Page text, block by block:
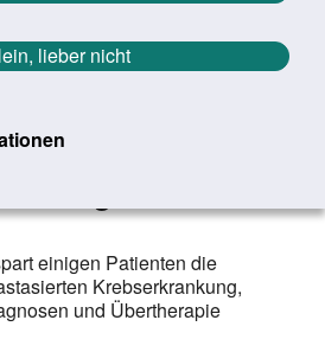
lieber nicht
erster
vorheriger
1626/1627
mittels
einigen Patienten die
Krebserkrankung,
und Übertherapie